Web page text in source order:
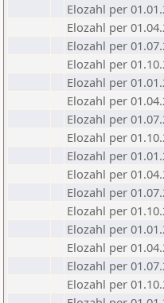
Elozahl per
Elozahl per
Elozahl per
Elozahl per
Elozahl per
Elozahl per
Elozahl per
Elozahl per
Elozahl per
Elozahl per
Elozahl per
Elozahl per
Elozahl per
Elozahl per
Elozahl per
Elozahl per